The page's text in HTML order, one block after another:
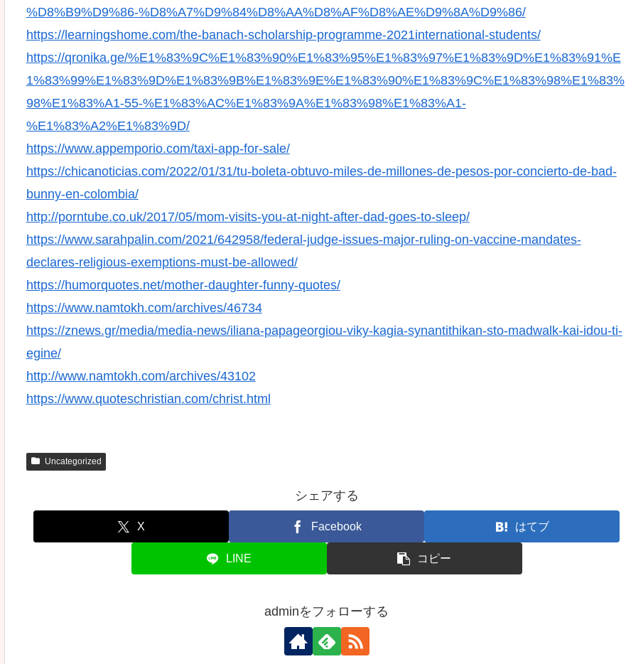
%D8%B9%D9%86-%D8%A7%D9%84%D8%AA%D8%AF%D8%AE%D9%8A%D9%86/
https://learningshome.com/the-banach-scholarship-programme-2021international-students/
https://qronika.ge/%E1%83%9C%E1%83%90%E1%83%95%E1%83%97%E1%83%9D%E1%83%91%E
1%83%99%E1%83%9D%E1%83%9B%E1%83%9E%E1%83%90%E1%83%9C%E1%83%98%E1%83%
98%E1%83%A1-55-%E1%83%AC%E1%83%9A%E1%83%98%E1%83%A1-
%E1%83%A2%E1%83%9D/
https://www.appemporio.com/taxi-app-for-sale/
https://chicanoticias.com/2022/01/31/tu-boleta-obtuvo-miles-de-millones-de-pesos-por-concierto-de-bad-
bunny-en-colombia/
http://porntube.co.uk/2017/05/mom-visits-you-at-night-after-dad-goes-to-sleep/
https://www.sarahpalin.com/2021/642958/federal-judge-issues-major-ruling-on-vaccine-mandates-
declares-religious-exemptions-must-be-allowed/
https://humorquotes.net/mother-daughter-funny-quotes/
https://www.namtokh.com/archives/46734
https://znews.gr/media/media-news/iliana-papageorgiou-viky-kagia-synantithikan-sto-madwalk-kai-idou-ti-
egine/
http://www.namtokh.com/archives/43102
https://www.quoteschristian.com/christ.html
Uncategorized
シェアする
X Facebook はてブ
LINE コピー
adminをフォローする